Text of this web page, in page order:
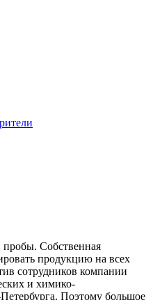
Собственная
продукцию на всех
сотрудников компании
и химико-
Поэтому большое